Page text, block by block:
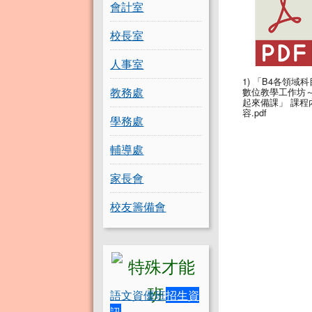
會計室
校長室
人事室
教務處
學務處
輔導處
家長會
校友籌備會
語文資優班招生資
1) 「B4各領域科
數位教學工作坊
起來備課」 課程
容.pdf